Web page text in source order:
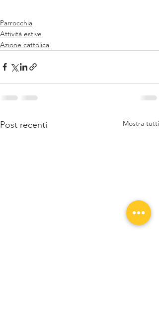
Parrocchia
Attività estive
Azione cattolica
Post recenti Mostra tutti